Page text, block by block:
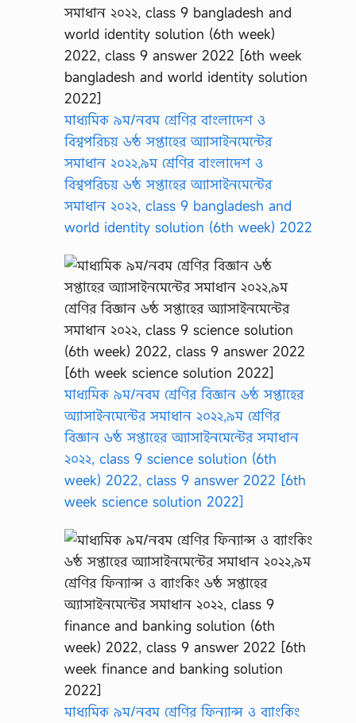
মাধ্যমিক ৯ম/নবম শ্রেণির বাংলাদেশ ও
বিশ্বপরিচয় ৬ষ্ঠ সপ্তাহের অ্যাসাইনমেন্টের
সমাধান ২০২২,৯ম শ্রেণির বাংলাদেশ ও
বিশ্বপরিচয় ৬ষ্ঠ সপ্তাহের অ্যাসাইনমেন্টের
সমাধান ২০২২, class 9 bangladesh and
world identity solution (6th week) 2022
মাধ্যমিক ৯ম/নবম শ্রেণির বিজ্ঞান ৬ষ্ঠ সপ্তাহের
অ্যাসাইনমেন্টের সমাধান ২০২২,৯ম শ্রেণির
বিজ্ঞান ৬ষ্ঠ সপ্তাহের অ্যাসাইনমেন্টের সমাধান
২০২২, class 9 science solution (6th
week) 2022, class 9 answer 2022 [6th
week science solution 2022]
মাধ্যমিক ৯ম/নবম শ্রেণির ফিন্যান্স ও ব্যাংকিং